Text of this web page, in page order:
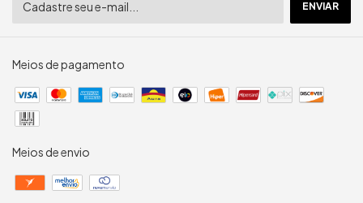
Meios de pagamento
Meios de envio